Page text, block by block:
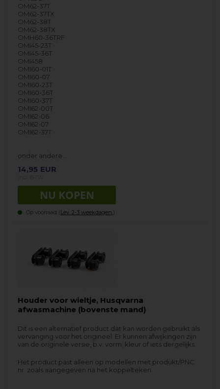
OM62-37T
OM62-37TX
OM62-38T
OM62-38TX
OMH60-36TRF
OMI45-23T
OMI45-36T
OMI458
OMI60-01T
OMI60-07
OMI60-23T
OMI60-36T
OMI60-37T
OMI62-00T
OMI62-06
OMI62-07
OMI62-37T
onder andere…
14,95 EUR
Op voorraad (Lev. 2-3 weekdagen. ).
Houder voor wieltje, Husqvarna
afwasmachine (bovenste mand)
Dit is een alternatief product dat kan worden gebruikt als
vervanging voor het origineel. Er kunnen afwijkingen zijn
van de originele versie, b.v. vorm, kleur of iets dergelijks.
Het product past alleen op modellen met produkt/PNC
nr. zoals aangegeven na het koppelteken.